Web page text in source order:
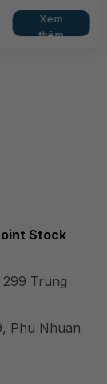
Xem
thêm
Stock
Trung
Phu Nhuan